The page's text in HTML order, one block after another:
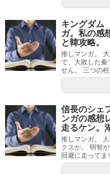
キングダ
ガ。私の感
と韓攻略。
推しマンガ。
で、大敗した秦
せん。 三つの
信長のシ
ンガの感想
走るケン。
推しマンガ。
クスか。 明智
回避に走ってま